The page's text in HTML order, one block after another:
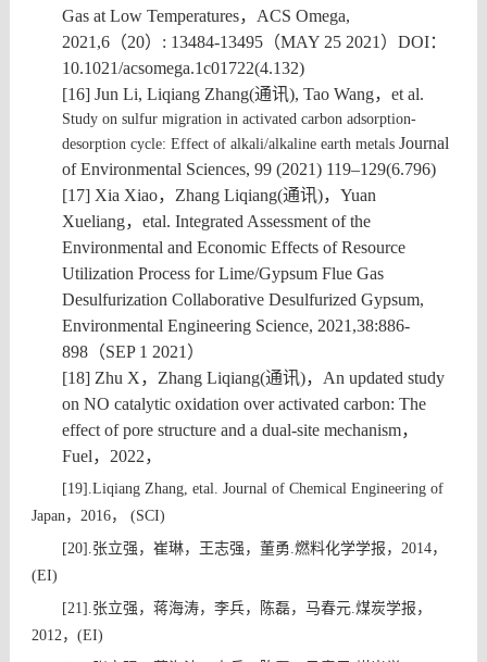
Gas at Low Temperatures， ACS Omega,
2021,6（20） : 13484-13495（MAY 25 2021 ） DOI：
10.1021/acsomega.1c01722(4.132)
[16] Jun Li, Liqiang Zhang(通讯), Tao Wang， et al.
Study on sulfur migration in activated carbon adsorption-
desorption cycle: Effect of alkali/alkaline earth metals Journal
of Environmental Sciences, 99 (2021) 119–129(6.796)
[17] Xia Xiao， Zhang Liqiang(通讯)， Yuan
Xueliang， etal. Integrated Assessment of the
Environmental and Economic Effects of Resource
Utilization Process for Lime/Gypsum Flue Gas
Desulfurization Collaborative Desulfurized Gypsum,
Environmental Engineering Science, 2021,38:886-
898（SEP 1 2021 ）
[18] Zhu X， Zhang Liqiang(通讯)， An updated study
on NO catalytic oxidation over activated carbon: The
effect of pore structure and a dual-site mechanism，
Fuel， 2022，
[19] .Liqiang Zhang, etal. Journal of Chemical Engineering of
Japan ， 2016，
(SCI)
[20] 张立强，崔琳，王志强，董勇 燃料化学学报， 2014，
(EI)
[21] 张立强，蒋海涛，李兵，陈磊，马春元. 煤炭学报，
2012 ， (EI)